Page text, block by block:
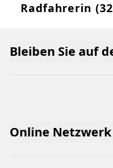
Radfahrerin
Online Netzwerk
Bleiben Sie auf